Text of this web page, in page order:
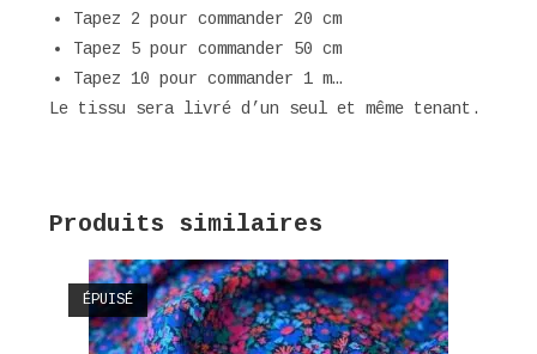
Tapez 2 pour commander 20 cm
Tapez 5 pour commander 50 cm
Tapez 10 pour commander 1 m…
Le tissu sera livré d’un seul et même tenant.
Produits similaires
ÉPUISÉ